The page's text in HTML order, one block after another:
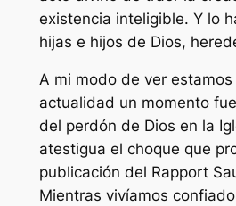
existencia inteligible. Y lo
hijas e hijos de Dios,
A mi modo de ver
actualidad un momento
del perdón de Dios en la
atestigua el choque que
publicación del Rapport
Mientras vivíamos